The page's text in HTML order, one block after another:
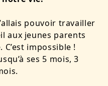
pouvoir travailler
aux jeunes parents
impossible !
ses 5 mois, 3